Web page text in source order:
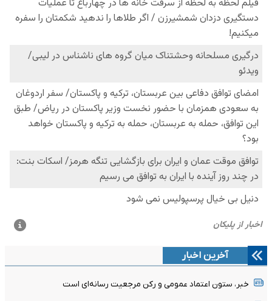
آخرین اخبار
خبر، ستون اعتماد عمومی و رکن مرجعیت رسانه‌ای است